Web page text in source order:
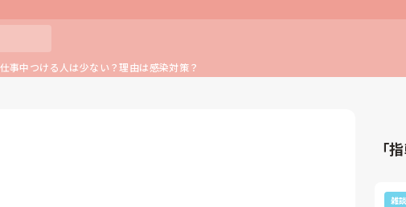
事中つける人は少ない？理由は感染対策？
「
雑